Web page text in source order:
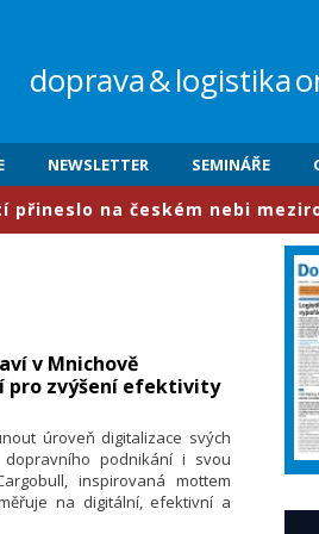
doprava&logistika
NEWSLETTER SEMINÁŘE
českém nebi meziročně
v Mnichově
pro zvýšení efektivity
úroveň digitalizace svých
podnikání i svou
inspirovaná mottem
na digitální, efektivní a